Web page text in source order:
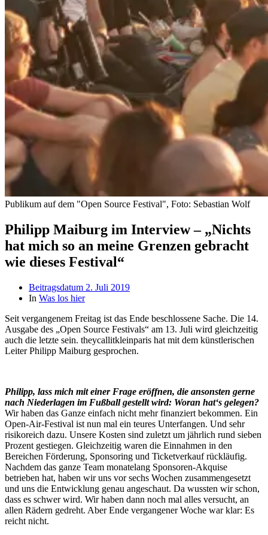
Publikum auf dem "Open Source Festival", Foto: Sebastian Wolf
Philipp Maiburg im Interview – „Nichts
hat mich so an meine Grenzen gebracht
wie dieses Festival“
Beitragsdatum 2. Juli 2019
In Was los hier
Seit vergangenem Freitag ist das Ende beschlossene Sache. Die 14.
Ausgabe des „Open Source Festivals“ am 13. Juli wird gleichzeitig
auch die letzte sein. theycallitkleinparis hat mit dem künstlerischen
Leiter Philipp Maiburg gesprochen.
Philipp, lass mich mit einer Frage eröffnen, die ansonsten gerne
nach Niederlagen im Fußball gestellt wird: Woran hat‘s gelegen?
Wir haben das Ganze einfach nicht mehr finanziert bekommen. Ein
Open-Air-Festival ist nun mal ein teures Unterfangen. Und sehr
risikoreich dazu. Unsere Kosten sind zuletzt um jährlich rund sieben
Prozent gestiegen. Gleichzeitig waren die Einnahmen in den
Bereichen Förderung, Sponsoring und Ticketverkauf rückläufig.
Nachdem das ganze Team monatelang Sponsoren-Akquise
betrieben hat, haben wir uns vor sechs Wochen zusammengesetzt
und uns die Entwicklung genau angeschaut. Da wussten wir schon,
dass es schwer wird. Wir haben dann noch mal alles versucht, an
allen Rädern gedreht. Aber Ende vergangener Woche war klar: Es
reicht nicht.